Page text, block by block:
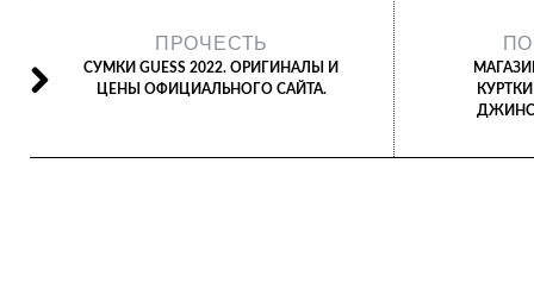
ПРОЧЕСТЬ
СУМКИ GUESS 2022. ОРИГИНАЛЫ И
ЦЕНЫ ОФИЦИАЛЬНОГО САЙТА.